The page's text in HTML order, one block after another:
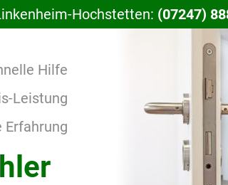
Hochstetten: (07247)
Hilfe
Leistung
Erfahrung